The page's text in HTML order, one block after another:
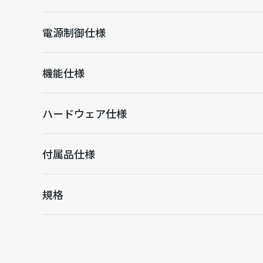
電源制御仕様
機能仕様
ハードウェア仕様
付属品仕様
規格